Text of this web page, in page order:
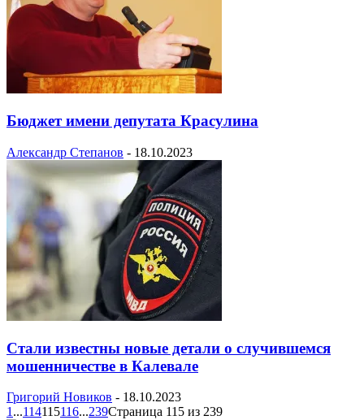
Бюджет имени депутата Красулина
Александр Степанов - 18.10.2023
Стали известны новые детали о случившемся
мошенничестве в Калевале
Григорий Новиков - 18.10.2023
1 ...114115116...239Страница 115 из 239